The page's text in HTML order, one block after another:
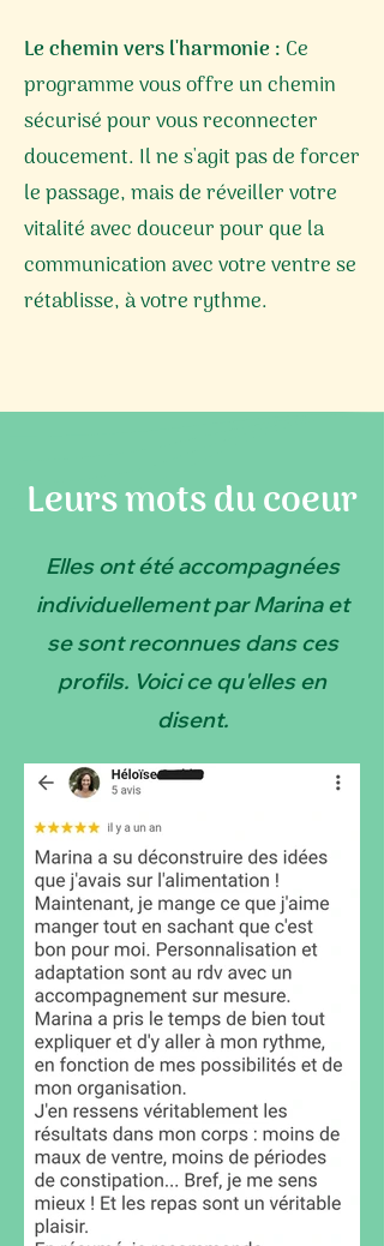
Le chemin vers l'harmonie : Ce
programme vous offre un chemin
sécurisé pour vous reconnecter
doucement. Il ne s'agit pas de forcer
le passage, mais de réveiller votre
vitalité avec douceur pour que la
communication avec votre ventre se
rétablisse, à votre rythme.
Leurs mots du coeur
Elles ont été accompagnées
individuellement par Marina et
se sont reconnues dans ces
profils. Voici ce qu'elles en
disent.